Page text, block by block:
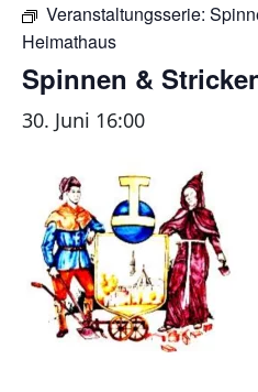
Veranstaltungsserie:
Heimathaus
Spinnen &
30. Juni 16:00